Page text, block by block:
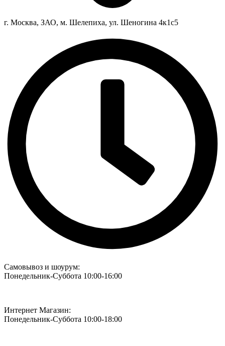
г. Москва, ЗАО, м. Шелепиха, ул. Шеногина 4к1c5
Самовывоз и шоурум:
Понедельник-Суббота 10:00-16:00
Интернет Магазин:
Понедельник-Суббота 10:00-18:00